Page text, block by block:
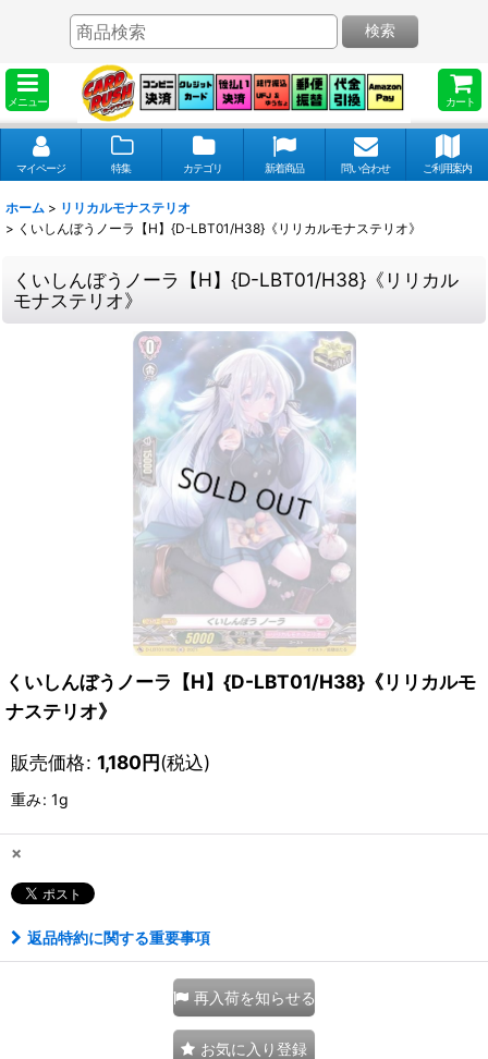
メニュー カート
検索
マイページ 特集 カテゴリ 新着商品 問い合わせ ご利用案内
ホーム > リリカルモナステリオ
> くいしんぼうノーラ【H】{D-LBT01/H38}《リリカルモナステリオ》
くいしんぼうノーラ【H】{D-LBT01/H38}《リリカル
モナステリオ》
くいしんぼうノーラ【H】{D-LBT01/H38}《リリカルモ
ナステリオ》
販売価格: 1,180円(税込)
重み: 1g
×
返品特約に関する重要事項
再入荷を知らせる
お気に入り登録